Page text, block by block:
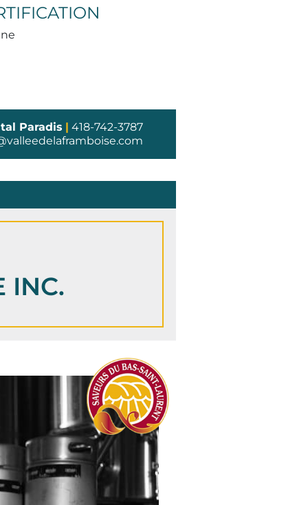
Paradis | 418-742-3787
INC.